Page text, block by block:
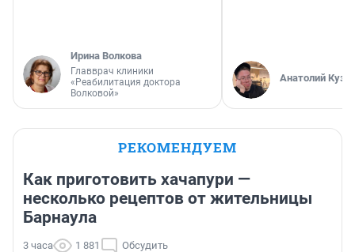
Ирина Волкова
Главврач клиники
«Реабилитация доктора
Волковой»
Анатолий
РЕКОМЕНДУЕМ
Как приготовить хачапури —
несколько рецептов от жительницы
Барнаула
3 часа 1 881 Обсудить